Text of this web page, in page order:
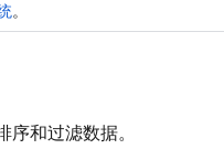
。
和过滤数据。